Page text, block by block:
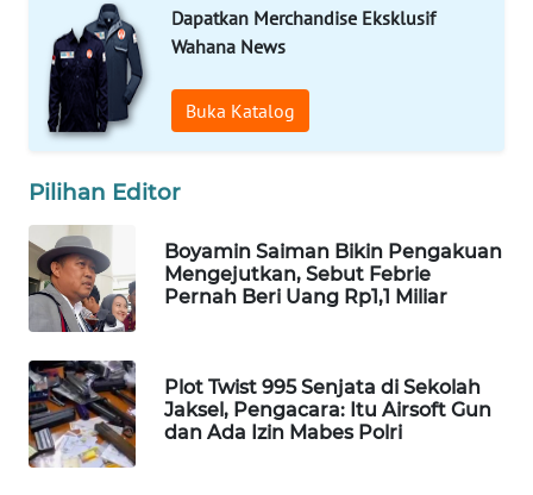
Dapatkan Merchandise Eksklusif
Wahana News
Buka Katalog
Pilihan Editor
Boyamin Saiman Bikin Pengakuan
Mengejutkan, Sebut Febrie
Pernah Beri Uang Rp1,1 Miliar
Plot Twist 995 Senjata di Sekolah
Jaksel, Pengacara: Itu Airsoft Gun
dan Ada Izin Mabes Polri
DESA
WISATA
LAPAK
WAHANA
Wahana
KONSUMEN
LISTRIK
MASYARAKAT
KELISTRIKAN
WALINKI
ID